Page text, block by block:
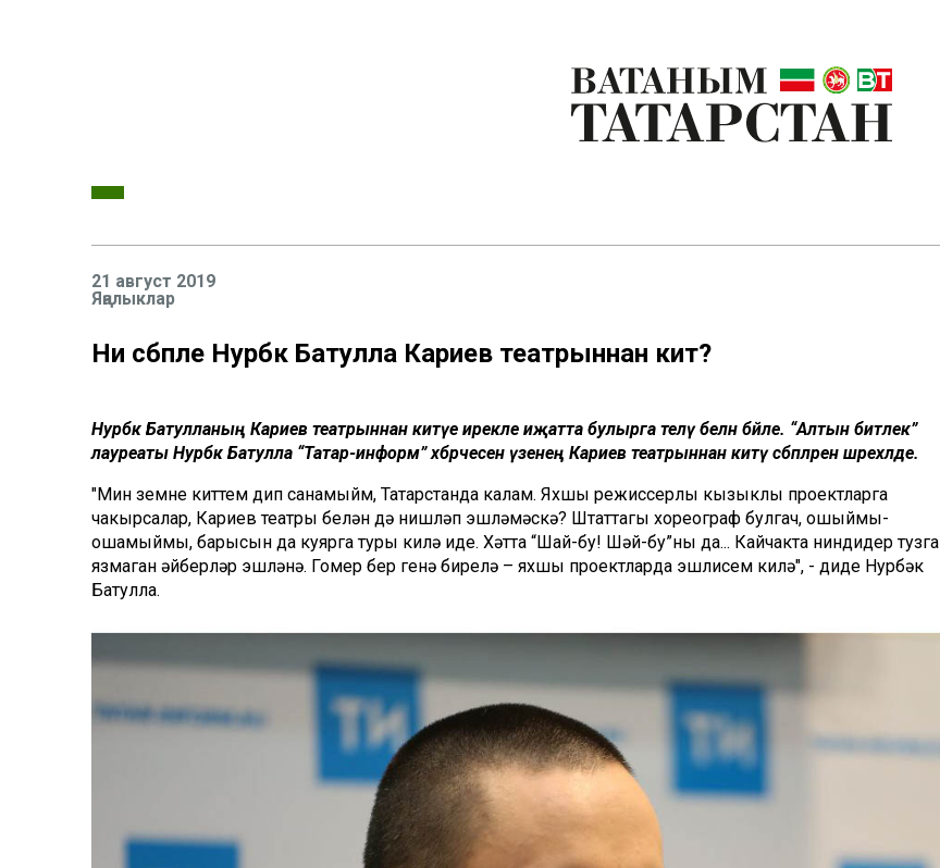
21 август 2019
Яңалыклар
Ни сәбәпле Нурбәк Батулла Кариев театрыннан китә?
Нурбәк Батулланың Кариев театрыннан китүе ирекле иҗатта булырга теләү белән бәйле. “Алтын битлек”
лауреаты Нурбәк Батулла “Татар-информ” хәбәрчесенә үзенең Кариев театрыннан китү сәбәпләрен шәрехләде.
"Мин үземне киттем дип санамыйм, Татарстанда калам. Яхшы режиссерлы кызыклы проектларга
чакырсалар, Кариев театры белән дә нишләп эшләмәскә? Штаттагы хореограф булгач, ошыймы-
ошамыймы, барысын да куярга туры килә иде. Хәтта “Шай-бу! Шәй-бу”ны да... Кайчакта ниндидер тузга
язмаган әйберләр эшләнә. Гомер бер генә бирелә – яхшы проектларда эшлисем килә", - диде Нурбәк
Батулла.